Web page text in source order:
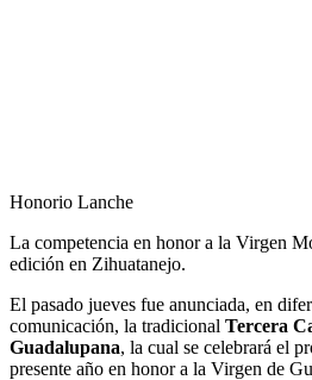
Honorio Lanche
La competencia en honor a la Virgen
edición en Zihuatanejo.
El pasado jueves fue anunciada, en
comunicación, la tradicional Tercera
Guadalupana, la cual se celebrará el
presente año en honor a la Virgen de